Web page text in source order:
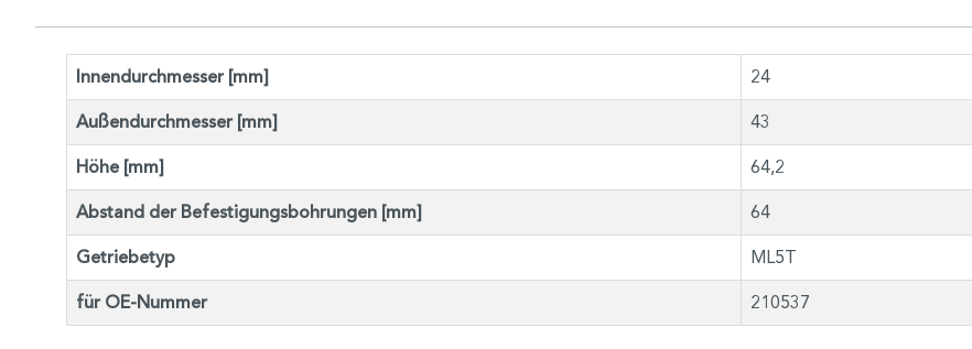
Innendurchmesser [mm] 24
Außendurchmesser [mm] 43
Höhe [mm] 64,2
Abstand der Befestigungsbohrungen [mm] 64
Getriebetyp ML5T
für OE-Nummer 210537